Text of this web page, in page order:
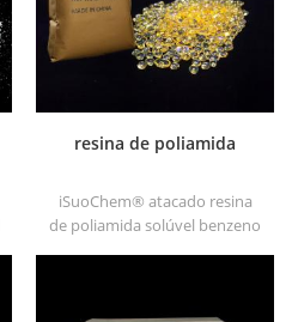
resina de poliamida
iSuoChem® atacado resina
de poliamida solúvel benzeno